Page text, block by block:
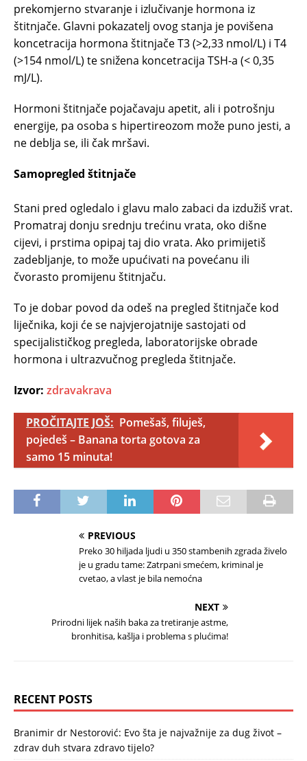
prekomjerno stvaranje i izlučivanje hormona iz
štitnjače. Glavni pokazatelj ovog stanja je povišena
koncetracija hormona štitnjače T3 (>2,33 nmol/L) i T4
(>154 nmol/L) te snižena koncetracija TSH-a (< 0,35
mJ/L).
Hormoni štitnjače pojačavaju apetit, ali i potrošnju
energije, pa osoba s hipertireozom može puno jesti, a
ne deblja se, ili čak mršavi.
Samopregled štitnjače
Stani pred ogledalo i glavu malo zabaci da izdužiš vrat.
Promatraj donju srednju trećinu vrata, oko dišne
cijevi, i prstima opipaj taj dio vrata. Ako primijetiš
zadebljanje, to može upućivati na povećanu ili
čvorasto promijenu štitnjaču.
To je dobar povod da odeš na pregled štitnjače kod
liječnika, koji će se najvjerojatnije sastojati od
specijalističkog pregleda, laboratorijske obrade
hormona i ultrazvučnog pregleda štitnjače.
Izvor: zdravakrava
PROČITAJTE JOŠ: Pomešaš, filuješ,
pojedeš – Banana torta gotova za
samo 15 minuta!
PREVIOUS
Preko 30 hiljada ljudi u 350 stambenih zgrada živelo
je u gradu tame: Zatrpani smećem, kriminal je
cvetao, a vlast je bila nemoćna
NEXT
Prirodni lijek naših baka za tretiranje astme,
bronhitisa, kašlja i problema s plućima!
RECENT POSTS
Branimir dr Nestorović: Evo šta je najvažnije za dug život –
zdrav duh stvara zdravo tijelo?